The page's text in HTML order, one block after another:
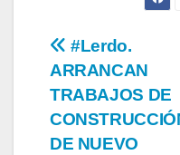
de
entradas
#Lerdo.
ARRANCAN
TRABAJOS DE
DE NUEVO